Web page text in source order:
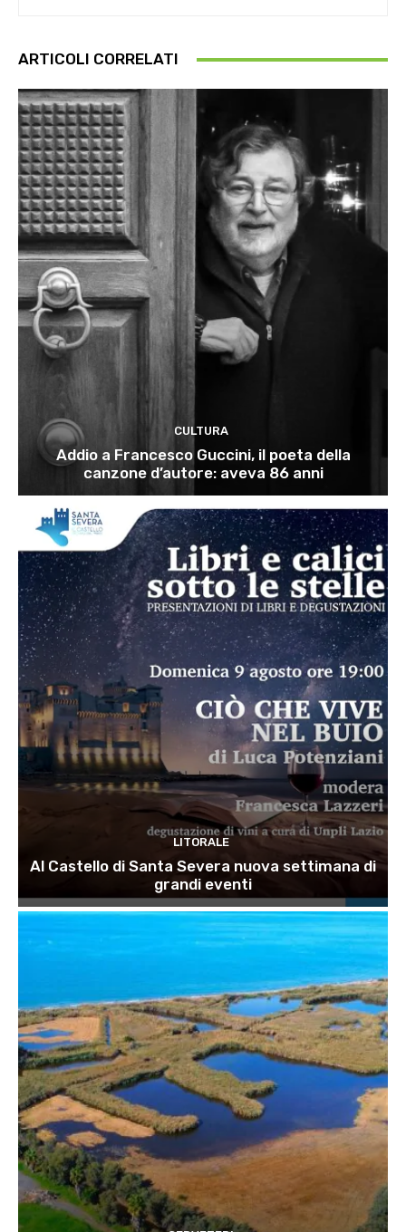
ARTICOLI CORRELATI
CULTURA
Addio a Francesco Guccini, il poeta della
canzone d’autore: aveva 86 anni
LITORALE
Al Castello di Santa Severa nuova settimana di
grandi eventi